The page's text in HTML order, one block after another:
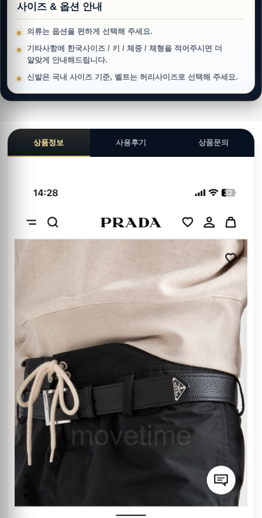
사이즈 & 옵션 안내
의류는 옵션을 편하게 선택해 주세요.
기타사항에 한국사이즈 / 키 / 체중 / 체형을 적어주시면 더
알맞게 안내해드립니다.
신발은 국내 사이즈 기준, 벨트는 허리사이즈로 선택해 주세요.
상품정보 사용후기 상품문의